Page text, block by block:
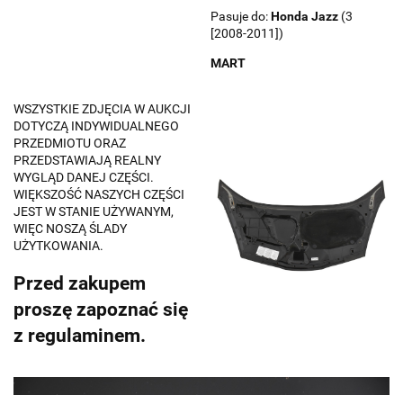
Pasuje do:Honda Jazz (3
[2008-2011])
MART
WSZYSTKIE ZDJĘCIA W AUKCJI
DOTYCZĄ INDYWIDUALNEGO
PRZEDMIOTU ORAZ
PRZEDSTAWIAJĄ REALNY
WYGLĄD DANEJ CZĘŚCI.
WIĘKSZOŚĆ NASZYCH CZĘŚCI
JEST W STANIE UŻYWANYM,
WIĘC NOSZĄ ŚLADY
UŻYTKOWANIA.
Przed zakupem
proszę zapoznać się
z regulaminem.